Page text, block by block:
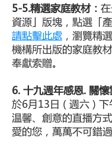
5-5.精選家庭教材：
資源」版塊，點選「
請點擊此處 ，瀏覽精
機構所出版的家庭教
奉獻索贈。
6. 十九週年感恩. 關懷
於6月13日 ( 週六 ) 下
温馨、創意的直播方
愛的您，萬萬不可錯過